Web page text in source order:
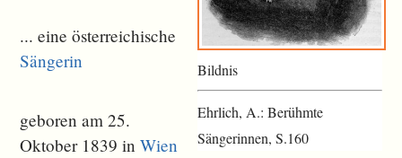
Bildnis
Ehrlich, A.: Berühmte
Sängerinnen, S.160
... eine österreichische
Sängerin
geboren am 25.
Oktober 1839 inWien